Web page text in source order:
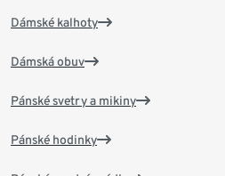
Dámské kalhoty
Dámská obuv
Pánské svetry a mikiny
Pánské hodinky